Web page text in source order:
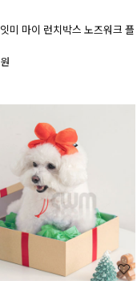
미 마이 런치박스 노즈워크 플
원